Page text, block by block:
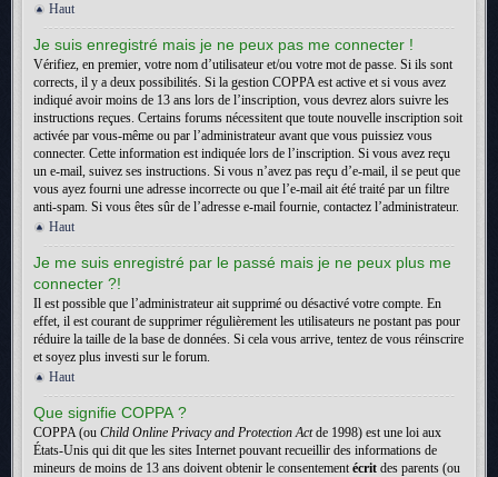
Haut
Je suis enregistré mais je ne peux pas me connecter !
Vérifiez, en premier, votre nom d’utilisateur et/ou votre mot de passe. Si ils sont
corrects, il y a deux possibilités. Si la gestion COPPA est active et si vous avez
indiqué avoir moins de 13 ans lors de l’inscription, vous devrez alors suivre les
instructions reçues. Certains forums nécessitent que toute nouvelle inscription soit
activée par vous-même ou par l’administrateur avant que vous puissiez vous
connecter. Cette information est indiquée lors de l’inscription. Si vous avez reçu
un e-mail, suivez ses instructions. Si vous n’avez pas reçu d’e-mail, il se peut que
vous ayez fourni une adresse incorrecte ou que l’e-mail ait été traité par un filtre
anti-spam. Si vous êtes sûr de l’adresse e-mail fournie, contactez l’administrateur.
Haut
Je me suis enregistré par le passé mais je ne peux plus me
connecter ?!
Il est possible que l’administrateur ait supprimé ou désactivé votre compte. En
effet, il est courant de supprimer régulièrement les utilisateurs ne postant pas pour
réduire la taille de la base de données. Si cela vous arrive, tentez de vous réinscrire
et soyez plus investi sur le forum.
Haut
Que signifie COPPA ?
COPPA (ou Child Online Privacy and Protection Actde 1998) est une loi aux
États-Unis qui dit que les sites Internet pouvant recueillir des informations de
mineurs de moins de 13 ans doivent obtenir le consentementécrit des parents (ou